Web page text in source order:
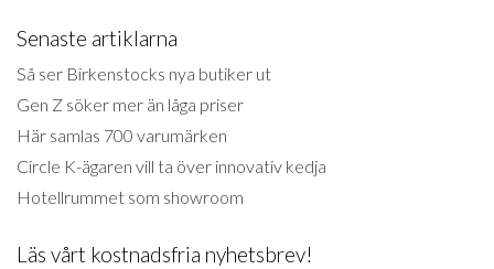
Senaste artiklarna
Så ser Birkenstocks nya butiker ut
Gen Z söker mer än låga priser
Här samlas 700 varumärken
Circle K-ägaren vill ta över innovativ kedja
Hotellrummet som showroom
Läs vårt kostnadsfria nyhetsbrev!